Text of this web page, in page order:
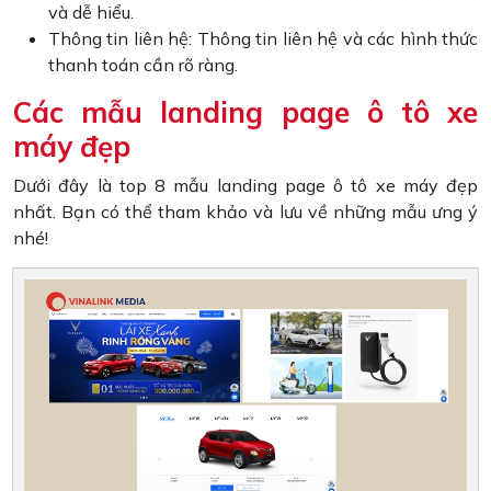
và dễ hiểu.
Thông tin liên hệ: Thông tin liên hệ và các hình thức
thanh toán cần rõ ràng.
Các mẫu landing page ô tô xe
máy đẹp
Dưới đây là top 8 mẫu landing page ô tô xe máy đẹp
nhất. Bạn có thể tham khảo và lưu về những mẫu ưng ý
nhé!